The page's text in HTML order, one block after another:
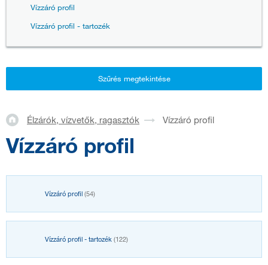
Vízzáró profil
Vízzáró profil - tartozék
Szűrés megtekintése
Élzárók, vízvetők, ragasztók Vízzáró profil
Vízzáró profil
Vízzáró profil (54)
Vízzáró profil - tartozék (122)